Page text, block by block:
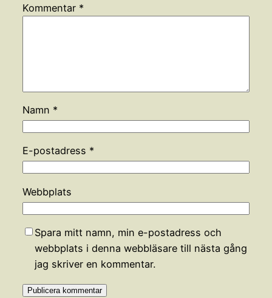
Kommentar *
Namn *
E-postadress *
Webbplats
Spara mitt namn, min e-postadress och
webbplats i denna webbläsare till nästa gång
jag skriver en kommentar.